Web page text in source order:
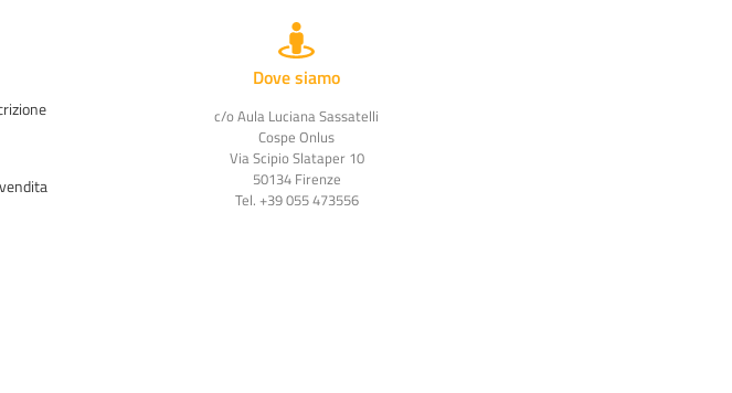
Dove siamo
c/o Aula Luciana Sassatelli
Cospe Onlus
Via Scipio Slataper 10
50134 Firenze
Tel. +39 055 473556